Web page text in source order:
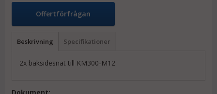
Offertförfrågan
Beskrivning Specifikationer
2x baksidesnät till KM300-M12